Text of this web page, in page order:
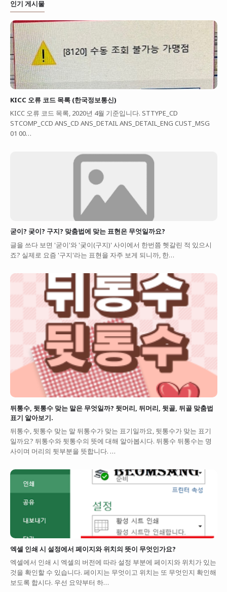
인기 게시물
KICC 오류 코드 목록 (한국정보통신)
KICC 오류 코드 목록, 2020년 4월 기준입니다. STTYPE_CD
STCOMP_CCD ANS_CD ANS_DETAIL ANS_DETAIL_ENG CUST_MSG
01 00…
굳이? 궂이? 구지? 맞춤법에 맞는 표현은 무엇일까요?
글을 쓰다 보면 '굳이'와 '궂이(구지)' 사이에서 한번쯤 헷갈린 적 있으시
죠? 실제로 요즘 '구지'라는 표현을 자주 보게 되니까, 한…
뒤통수, 뒷통수 맞는 말은 무엇일까? 뒷머리, 뒤머리, 뒷골, 뒤골 맞춤법
표기 알아보기.
뒤통수, 뒷통수 맞는 말 뒤통수가 맞는 표기일까요, 뒷통수가 맞는 표기
일까요? 뒤통수와 뒷통수의 뜻에 대해 알아봅시다. 뒤통수 뒤통수는 명
사이며 머리의 뒷부분을 뜻합니다. …
엑셀 인쇄 시 설정에서 페이지와 위치의 뜻이 무엇인가요?
엑셀에서 인쇄 시 엑셀의 버전에 따라 설정 부분에 페이지와 위치가 있는
것을 확인할 수 있습니다. 페이지는 무엇이고 위치는 또 무엇인지 확인해
보도록 합시다. 우선 요약부터 하…